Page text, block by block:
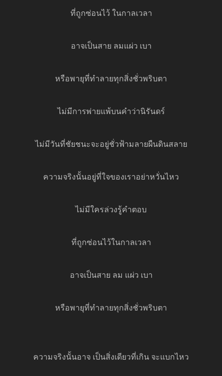
ที่ถูกซ่อนไว้ ในกาลเวลา
อาจเป็นสาย ลมแผ่ว เบา
หรือพายุที่ทำลายทุกสิ่งชั่วพริบตา
ไม่มีการพ่ายแพ้บนคำว่านิรันดร์
ไม่มีวันที่ชัยชนะจะอยู่ชั่วฟ้ามลายผืนดินสลาย
ความจริงนั้นอยู่ที่ใจของเราอย่าหวั่นไหว
ไม่มีใครล่วงรู้คำตอบ
ที่ถูกซ่อนไว้ในกาลเวลา
อาจเป็นสาย ลม แผ่ว เบา
หรือพายุที่ทำลายทุกสิ่งชั่วพริบตา
ความจริงนั้นอาจ เป็นสิ่งเดียวที่เกิน จะแบกไหว